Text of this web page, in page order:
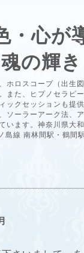
・心が
魂の輝き
ホロスコープ（出生
また、ヒプノセラピ
ックセッションも提
ソーラーアーク法、
います。神奈川県大
島線 南林間駅・鶴間